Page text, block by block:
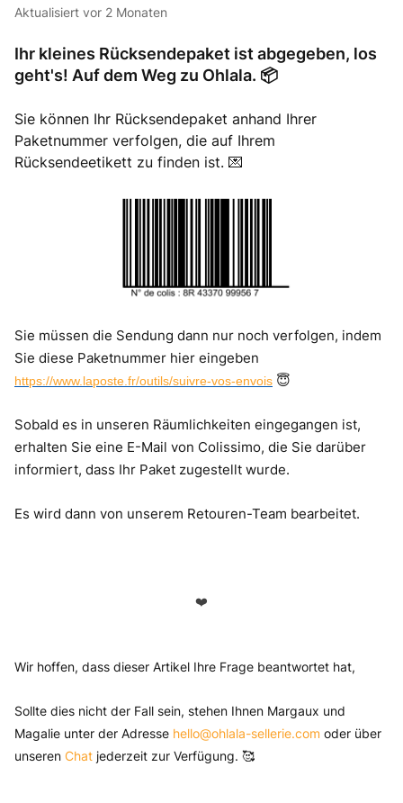
Aktualisiert vor 2 Monaten
Ihr kleines Rücksendepaket ist abgegeben, los
geht's! Auf dem Weg zu Ohlala. 📦
Sie können Ihr Rücksendepaket anhand Ihrer
Paketnummer verfolgen, die auf Ihrem
Rücksendeetikett zu finden ist. 💌
Sie müssen die Sendung dann nur noch verfolgen, indem
Sie diese Paketnummer hier eingeben
https://www.laposte.fr/outils/suivre-vos-envois 😇
Sobald es in unseren Räumlichkeiten eingegangen ist,
erhalten Sie eine E-Mail von Colissimo, die Sie darüber
informiert, dass Ihr Paket zugestellt wurde.
Es wird dann von unserem Retouren-Team bearbeitet.
❤️
Wir hoffen, dass dieser Artikel Ihre Frage beantwortet hat,
Sollte dies nicht der Fall sein, stehen Ihnen Margaux und
Magalie unter der Adresse hello@ohlala-sellerie.com oder über
unseren Chat jederzeit zur Verfügung. 🥰